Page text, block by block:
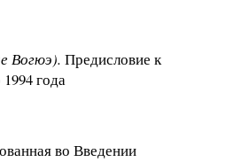
Вогюэ). Предисловие к
года
во Введении